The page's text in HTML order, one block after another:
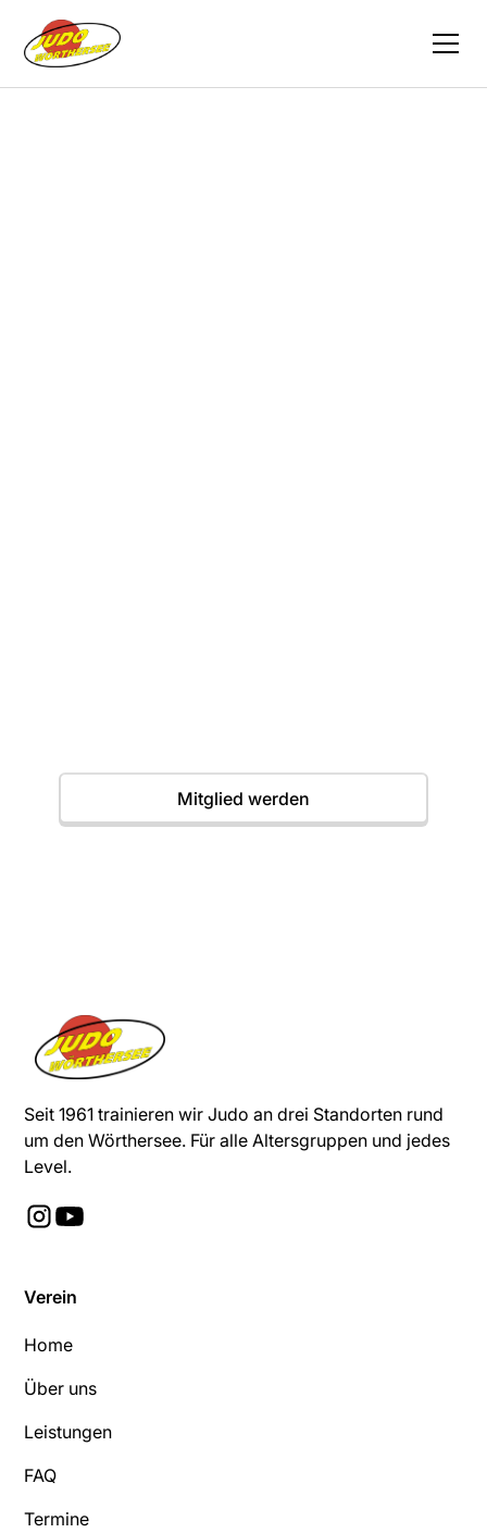
Mitglied werden
Seit 1961 trainieren wir Judo an drei Standorten rund
um den Wörthersee. Für alle Altersgruppen und jedes
Level.
Verein
Home
Über uns
Leistungen
FAQ
Termine